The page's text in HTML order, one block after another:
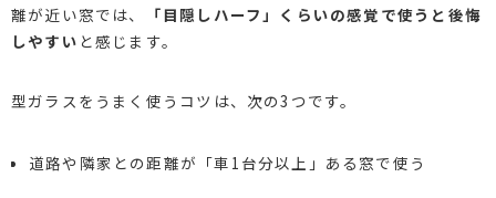
離が近い窓では、
「目隠しハーフ」くらいの感覚で使うと後悔
しやすい と感じます。
型ガラスをうまく使うコツは、次の3つです。
道路や隣家との距離が「車1台分以上」ある窓で使う